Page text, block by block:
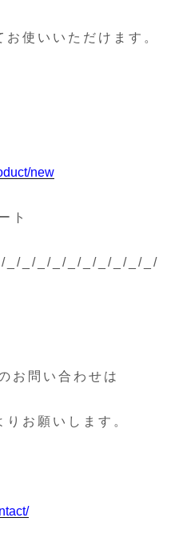
使いいただけます。
new
ト
_/_/_/_/_/_/_/_/_/_/
お問い合わせは
お願いします。